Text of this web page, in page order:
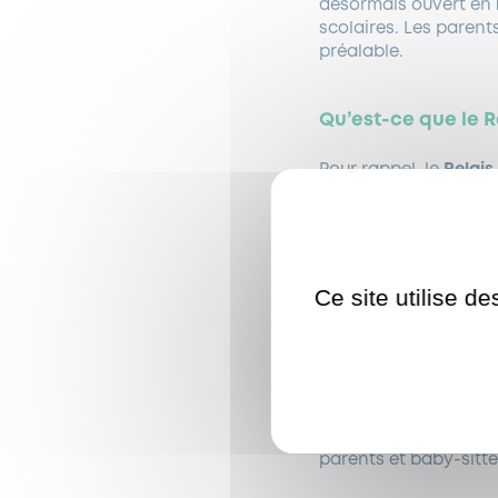
désormais ouvert en
scolaires. Les
préalable.
Qu’est-ce que le
Pour rappel, leRelais
échanges et à la
parents et baby-
Ce site utilise